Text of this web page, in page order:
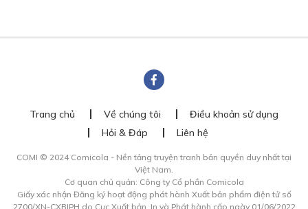
Trang chủ Về chúng tôi
Điều khoản sử dụng
Hỏi & Đáp
Liên hệ
COMI © 2024 Comicola - Nền tảng truyện tranh bản quyền duy nhất tại
Việt Nam.
Cơ quan chủ quản: Công ty Cổ phần Comicola
Giấy xác nhận Đăng ký hoạt động phát hành Xuất bản phẩm điện tử số
2700/XN-CXBIPH do Cục Xuất bản, In và Phát hành cấp ngày 01/06/2022